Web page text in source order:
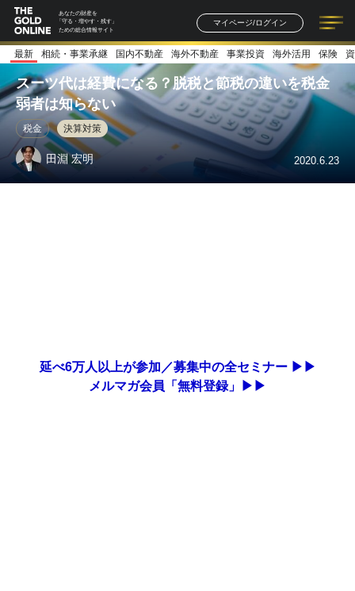
あなたの財産を
「守る・増やす・残す」
ための総合情報サイト
マイページ/ログイン
記事一覧 連載一覧
著者一覧 書籍一覧
最新 相続・事業承継 国内不動産 海外不動産 事業投資 海外活用 保険
スーツ代は経費になる？脱税と節税の違いを税金
弱者は知らない
税金 決算対策
田淵 宏明 2020.6.23
延べ6万人以上が参加／募集中の全セミナー ▶▶
メルマガ会員「無料登録」▶▶